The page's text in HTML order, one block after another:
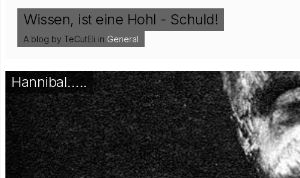
Wissen, ist eine Hohl - Schuld!
A blog by TeCutEli in General
Hannibal…..